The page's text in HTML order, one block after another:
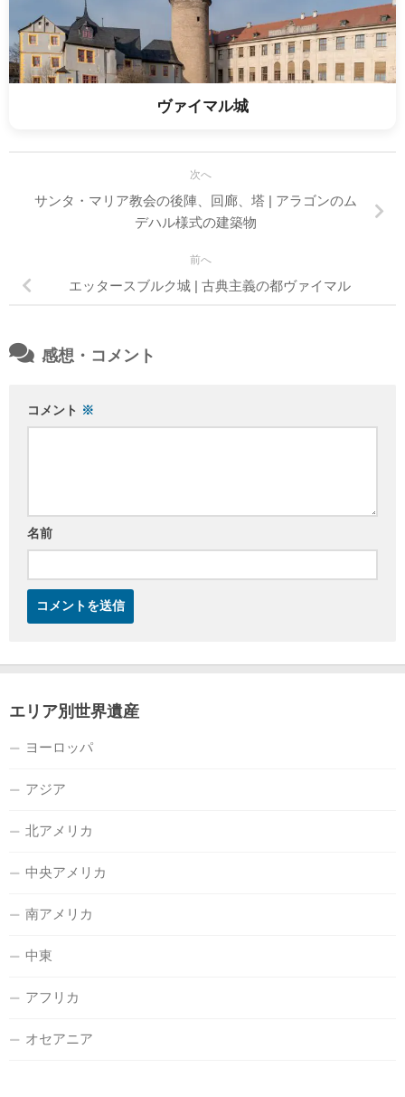
ヴァイマル城
次へ
サンタ・マリア教会の後陣、回廊、塔 | アラゴンのム
デハル様式の建築物
前へ
エッタースブルク城 | 古典主義の都ヴァイマル
感想・コメント
コメント ※
名前
エリア別世界遺産
ヨーロッパ
アジア
北アメリカ
中央アメリカ
南アメリカ
中東
アフリカ
オセアニア